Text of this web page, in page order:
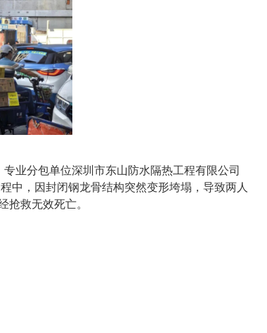
业分包单位深圳市东山防水隔热工程有限公司
中，因封闭钢龙骨结构突然变形垮塌，导致两人
抢救无效死亡。